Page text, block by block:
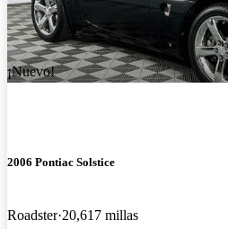
¡Nuevo!
2006 Pontiac Solstice
Roadster 20,617 millas